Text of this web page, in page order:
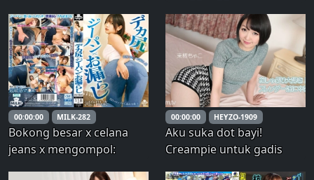
Istri dan Anak yang
Kokoh-Mirei Imada
00:00:00 MILK-282
Bokong besar x celana
jeans x mengompol:
00:00:00 HEYZO-1909
Aku suka dot bayi!
Creampie untuk gadis